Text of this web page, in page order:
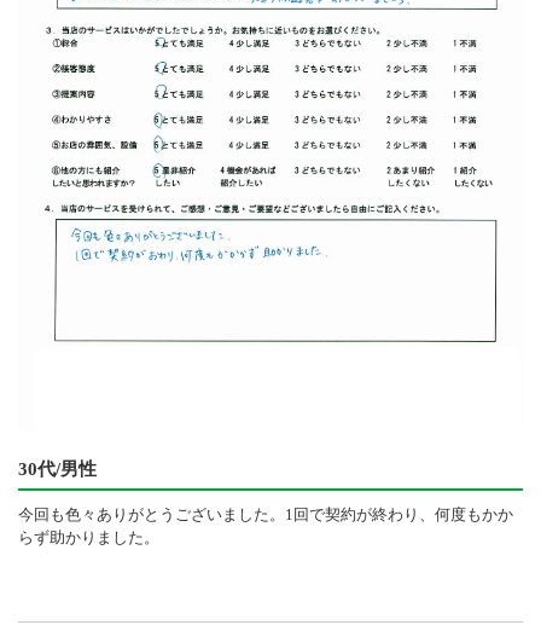
30代/男性
今回も色々ありがとうございました。1回で契約が終わり、何度もかか
らず助かりました。